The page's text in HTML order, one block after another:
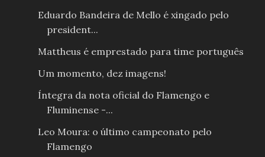
Eduardo Bandeira de Mello é xingado pelo
president...
Mattheus é emprestado para time português
Um momento, dez imagens!
Íntegra da nota oficial do Flamengo e
Fluminense -...
Leo Moura: o último campeonato pelo
Flamengo